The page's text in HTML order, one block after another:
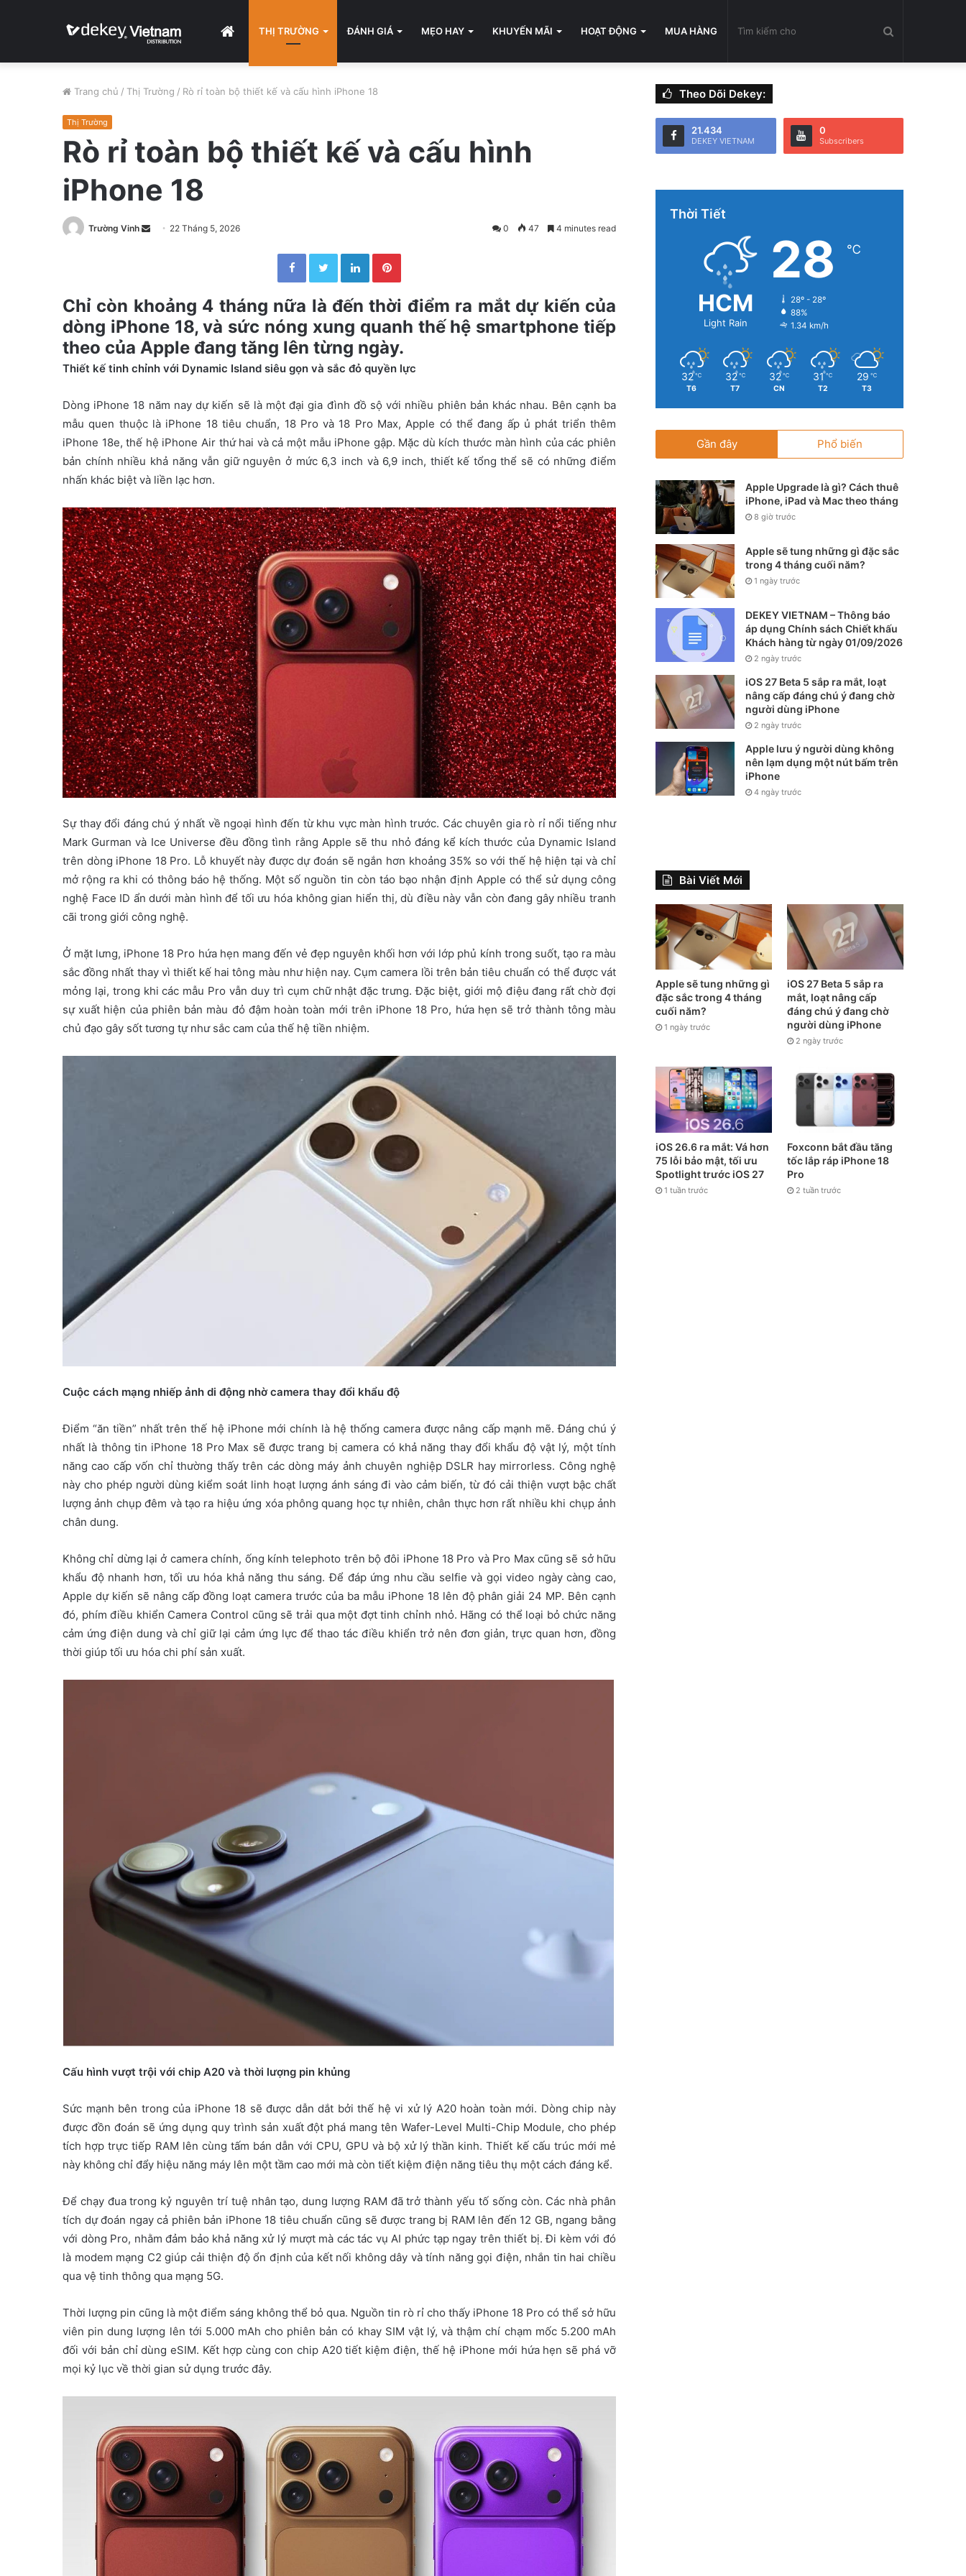
HOMETHỊ TRƯỜNG ĐÁNH GIÁ MẸO HAY KHUYẾN MÃI HOẠT ĐỘNG MUA HÀNG
cho
Trang chủ / Thị Trường / Rò rỉ toàn bộ thiết kế và cấu hình iPhone 18
Thị Trường
Rò rỉ toàn bộ thiết kế và cấu hình
iPhone 18
Trường Vinh
n
e
m
a
l
22 Tháng 5, 2026 0 47 4 minutes read
Facebook Twitter LinkedIn
Chỉ còn khoảng 4 tháng nữa là đến thời điểm ra mắt dự kiến của
dòng iPhone 18, và sức nóng xung quanh thế hệ smartphone tiếp
theo của Apple đang tăng lên từng ngày.
Thiết kế tinh chỉnh với Dynamic Island siêu gọn và sắc đỏ quyền lực
Dòng iPhone 18 năm nay dự kiến sẽ là một đại gia đình đồ sộ với nhiều phiên bản khác nhau. Bên cạnh ba
mẫu quen thuộc là iPhone 18 tiêu chuẩn, 18 Pro và 18 Pro Max, Apple có thể đang ấp ủ phát triển thêm
iPhone 18e, thế hệ iPhone Air thứ hai và cả một mẫu iPhone gập. Mặc dù kích thước màn hình của các phiên
bản chính nhiều khả năng vẫn giữ nguyên ở mức 6,3 inch và 6,9 inch, thiết kế tổng thể sẽ có những điểm
nhấn khác biệt và liền lạc hơn.
Sự thay đổi đáng chú ý nhất về ngoại hình đến từ khu vực màn hình trước. Các chuyên gia rò rỉ nổi tiếng như
Mark Gurman và Ice Universe đều đồng tình rằng Apple sẽ thu nhỏ đáng kể kích thước của Dynamic Island
trên dòng iPhone 18 Pro. Lỗ khuyết này được dự đoán sẽ ngắn hơn khoảng 35% so với thế hệ hiện tại và chỉ
mở rộng ra khi có thông báo hệ thống. Một số nguồn tin còn táo bạo nhận định Apple có thể sử dụng công
nghệ Face ID ẩn dưới màn hình để tối ưu hóa không gian hiển thị, dù điều này vẫn còn đang gây nhiều tranh
cãi trong giới công nghệ.
Ở mặt lưng, iPhone 18 Pro hứa hẹn mang đến vẻ đẹp nguyên khối hơn với lớp phủ kính trong suốt, tạo ra màu
sắc đồng nhất thay vì thiết kế hai tông màu như hiện nay. Cụm camera lồi trên bản tiêu chuẩn có thể được vát
mỏng lại, trong khi các mẫu Pro vẫn duy trì cụm chữ nhật đặc trưng. Đặc biệt, giới mộ điệu đang rất chờ đợi
sự xuất hiện của phiên bản màu đỏ đậm hoàn toàn mới trên iPhone 18 Pro, hứa hẹn sẽ trở thành tông màu
chủ đạo gây sốt tương tự như sắc cam của thế hệ tiền nhiệm.
Cuộc cách mạng nhiếp ảnh di động nhờ camera thay đổi khẩu độ
Điểm “ăn tiền” nhất trên thế hệ iPhone mới chính là hệ thống camera được nâng cấp mạnh mẽ. Đáng chú ý
nhất là thông tin iPhone 18 Pro Max sẽ được trang bị camera có khả năng thay đổi khẩu độ vật lý, một tính
năng cao cấp vốn chỉ thường thấy trên các dòng máy ảnh chuyên nghiệp DSLR hay mirrorless. Công nghệ
này cho phép người dùng kiểm soát linh hoạt lượng ánh sáng đi vào cảm biến, từ đó cải thiện vượt bậc chất
lượng ảnh chụp đêm và tạo ra hiệu ứng xóa phông quang học tự nhiên, chân thực hơn rất nhiều khi chụp ảnh
chân dung.
Không chỉ dừng lại ở camera chính, ống kính telephoto trên bộ đôi iPhone 18 Pro và Pro Max cũng sẽ sở hữu
khẩu độ nhanh hơn, tối ưu hóa khả năng thu sáng. Để đáp ứng nhu cầu selfie và gọi video ngày càng cao,
Apple dự kiến sẽ nâng cấp đồng loạt camera trước của ba mẫu iPhone 18 lên độ phân giải 24 MP. Bên cạnh
đó, phím điều khiển Camera Control cũng sẽ trải qua một đợt tinh chỉnh nhỏ. Hãng có thể loại bỏ chức năng
cảm ứng điện dung và chỉ giữ lại cảm ứng lực để thao tác điều khiển trở nên đơn giản, trực quan hơn, đồng
thời giúp tối ưu hóa chi phí sản xuất.
Cấu hình vượt trội với chip A20 và thời lượng pin khủng
Sức mạnh bên trong của iPhone 18 sẽ được dẫn dắt bởi thế hệ vi xử lý A20 hoàn toàn mới. Dòng chip này
được đồn đoán sẽ ứng dụng quy trình sản xuất đột phá mang tên Wafer-Level Multi-Chip Module, cho phép
tích hợp trực tiếp RAM lên cùng tấm bán dẫn với CPU, GPU và bộ xử lý thần kinh. Thiết kế cấu trúc mới mẻ
này không chỉ đẩy hiệu năng máy lên một tầm cao mới mà còn tiết kiệm điện năng tiêu thụ một cách đáng kể.
Để chạy đua trong kỷ nguyên trí tuệ nhân tạo, dung lượng RAM đã trở thành yếu tố sống còn. Các nhà phân
tích dự đoán ngay cả phiên bản iPhone 18 tiêu chuẩn cũng sẽ được trang bị RAM lên đến 12 GB, ngang bằng
với dòng Pro, nhằm đảm bảo khả năng xử lý mượt mà các tác vụ AI phức tạp ngay trên thiết bị. Đi kèm với đó
là modem mạng C2 giúp cải thiện độ ổn định của kết nối không dây và tính năng gọi điện, nhắn tin hai chiều
qua vệ tinh thông qua mạng 5G.
Thời lượng pin cũng là một điểm sáng không thể bỏ qua. Nguồn tin rò rỉ cho thấy iPhone 18 Pro có thể sở hữu
viên pin dung lượng lên tới 5.000 mAh cho phiên bản có khay SIM vật lý, và thậm chí chạm mốc 5.200 mAh
đối với bản chỉ dùng eSIM. Kết hợp cùng con chip A20 tiết kiệm điện, thế hệ iPhone mới hứa hẹn sẽ phá vỡ
mọi kỷ lục về thời gian sử dụng trước đây.
Theo Dõi Dekey:
21.434
DEKEY VIETNAM
0
Subscribers
Thời Tiết
HCM
Light Rain
28 ℃
28º - 28º
88%
1.34 km/h
32 ℃
T6
32 ℃
T7
32 ℃
CN
31 ℃
T2
29 ℃
T3
Gần đây Phổ biến
Apple Upgrade là gì? Cách thuê
iPhone, iPad và Mac theo tháng
8 giờ trước
Apple sẽ tung những gì đặc sắc
trong 4 tháng cuối năm?
1 ngày trước
DEKEY VIETNAM – Thông báo
áp dụng Chính sách Chiết khấu
Khách hàng từ ngày 01/09/2026
2 ngày trước
iOS 27 Beta 5 sắp ra mắt, loạt
nâng cấp đáng chú ý đang chờ
người dùng iPhone
2 ngày trước
Apple lưu ý người dùng không
nên lạm dụng một nút bấm trên
iPhone
4 ngày trước
Bài Viết Mới
Apple sẽ tung những gì
đặc sắc trong 4 tháng
cuối năm?
1 ngày trước
iOS 27 Beta 5 sắp ra
mắt, loạt nâng cấp
đáng chú ý đang chờ
người dùng iPhone
2 ngày trước
iOS 26.6 ra mắt: Vá hơn
75 lỗi bảo mật, tối ưu
Spotlight trước iOS 27
1 tuần trước
Foxconn bắt đầu tăng
tốc lắp ráp iPhone 18
Pro
2 tuần trước